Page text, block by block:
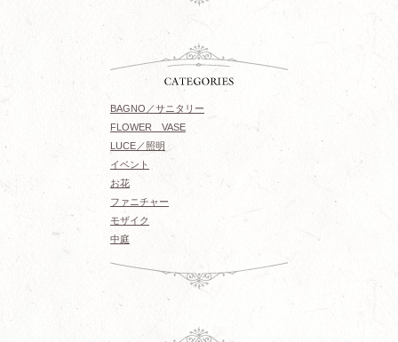
BAGNO／サニタリー
FLOWER VASE
LUCE／照明
イベント
お花
ファニチャー
モザイク
中庭